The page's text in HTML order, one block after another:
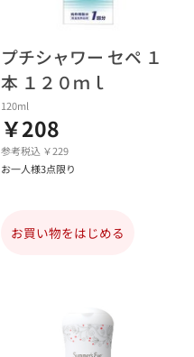
プチシャワー セペ １
本 １２０ｍｌ
120ml
￥208
参考税込 ￥229
お一人様3点限り
お買い物をはじめる